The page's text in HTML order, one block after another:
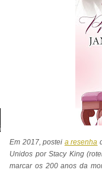
Em 2017, postei a resenha
Unidos por Stacy King
marcar os 200 anos da